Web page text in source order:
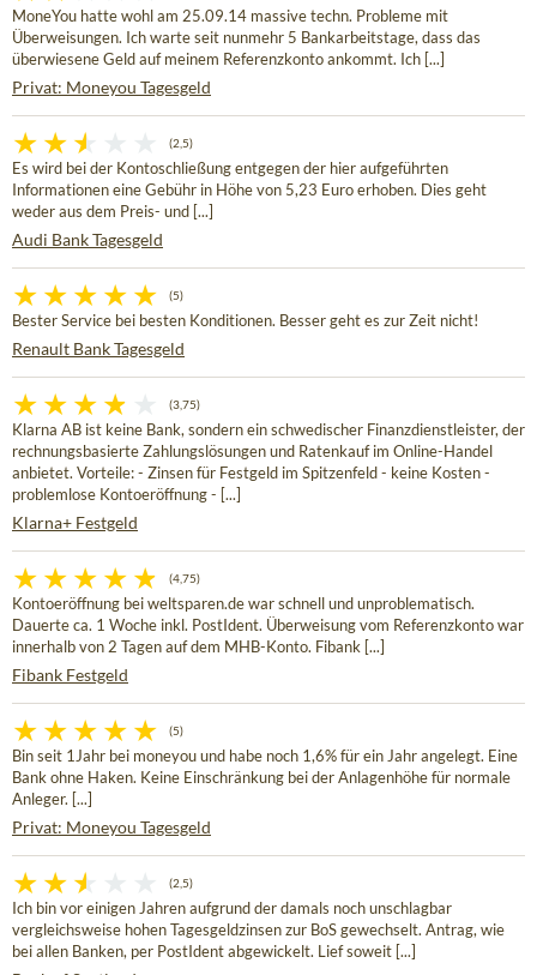
MoneYou hatte wohl am 25.09.14 massive techn. Probleme mit
Überweisungen. Ich warte seit nunmehr 5 Bankarbeitstage, dass das
überwiesene Geld auf meinem Referenzkonto ankommt. Ich [...]
Privat: Moneyou Tagesgeld
(2,5)
Es wird bei der Kontoschließung entgegen der hier aufgeführten
Informationen eine Gebühr in Höhe von 5,23 Euro erhoben. Dies geht
weder aus dem Preis- und [...]
Audi Bank Tagesgeld
(5)
Bester Service bei besten Konditionen. Besser geht es zur Zeit nicht!
Renault Bank Tagesgeld
(3,75)
Klarna AB ist keine Bank, sondern ein schwedischer Finanzdienstleister, der
rechnungsbasierte Zahlungslösungen und Ratenkauf im Online-Handel
anbietet. Vorteile: - Zinsen für Festgeld im Spitzenfeld - keine Kosten -
problemlose Kontoeröffnung - [...]
Klarna+ Festgeld
(4,75)
Kontoeröffnung bei weltsparen.de war schnell und unproblematisch.
Dauerte ca. 1 Woche inkl. PostIdent. Überweisung vom Referenzkonto war
innerhalb von 2 Tagen auf dem MHB-Konto. Fibank [...]
Fibank Festgeld
(5)
Bin seit 1Jahr bei moneyou und habe noch 1,6% für ein Jahr angelegt. Eine
Bank ohne Haken. Keine Einschränkung bei der Anlagenhöhe für normale
Anleger. [...]
Privat: Moneyou Tagesgeld
(2,5)
Ich bin vor einigen Jahren aufgrund der damals noch unschlagbar
vergleichsweise hohen Tagesgeldzinsen zur BoS gewechselt. Antrag, wie
bei allen Banken, per PostIdent abgewickelt. Lief soweit [...]